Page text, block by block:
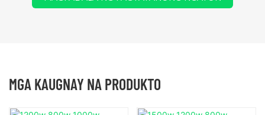
MGA KAUGNAY NA PRODUKTO